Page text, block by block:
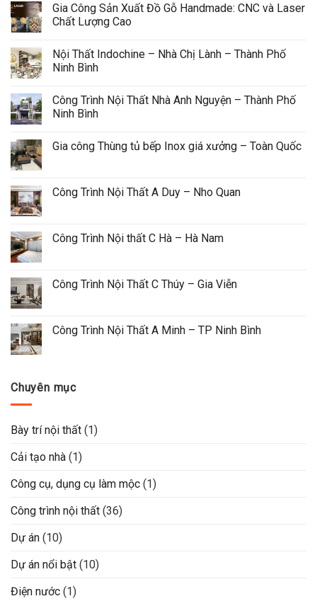
Gia Công Sản Xuất Đồ Gỗ Handmade: CNC và Laser
Chất Lượng Cao
Nội Thất Indochine – Nhà Chị Lành – Thành Phố
Ninh Bình
Công Trình Nội Thất Nhà Anh Nguyện – Thành Phố
Ninh Bình
Gia công Thùng tủ bếp Inox giá xưởng – Toàn Quốc
Công Trình Nội Thất A Duy – Nho Quan
Công Trình Nội thất C Hà – Hà Nam
Công Trình Nội Thất C Thúy – Gia Viễn
Công Trình Nội Thất A Minh – TP Ninh Bình
Chuyên mục
Bày trí nội thất (1)
Cải tạo nhà (1)
Công cụ, dụng cụ làm mộc (1)
Công trình nội thất (36)
Dự án (10)
Dự án nổi bật (10)
Điện nước (1)